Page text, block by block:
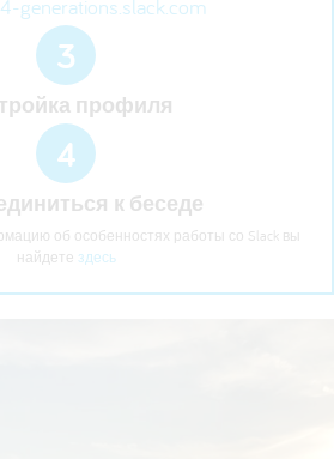
generations.slack.com
3
профиля
4
к беседе
об особенностях работы со Slack вы
найдете здесь